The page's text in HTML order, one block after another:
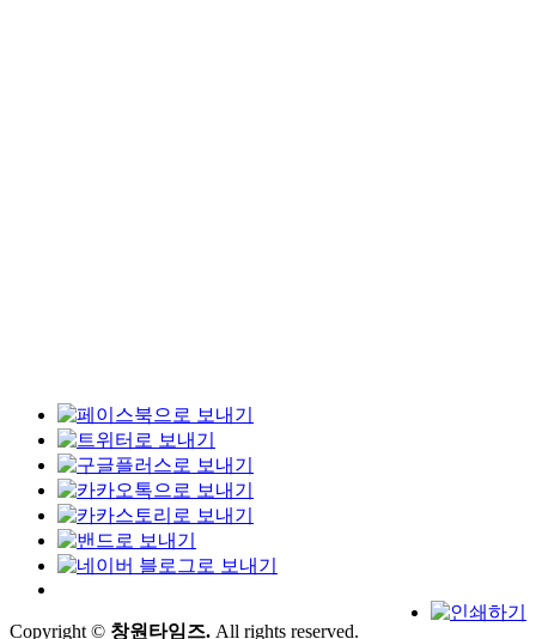
Copyright © 창원타임즈. All rights reserved.